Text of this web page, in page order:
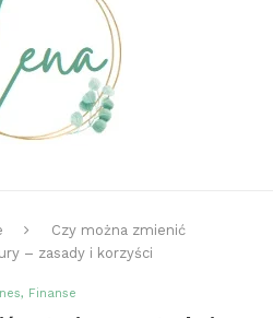
Czy można zmienić
– zasady i korzyści
Finanse